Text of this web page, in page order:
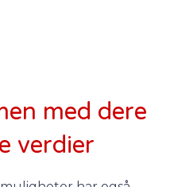
med dere
verdier